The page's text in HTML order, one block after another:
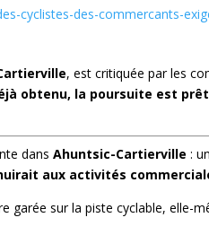
cyclistes-des-commercants-
, est critiquée par les
obtenu, la poursuite est
dansAhuntsic-Cartierville :
aux activités
sur la piste cyclable, elle-